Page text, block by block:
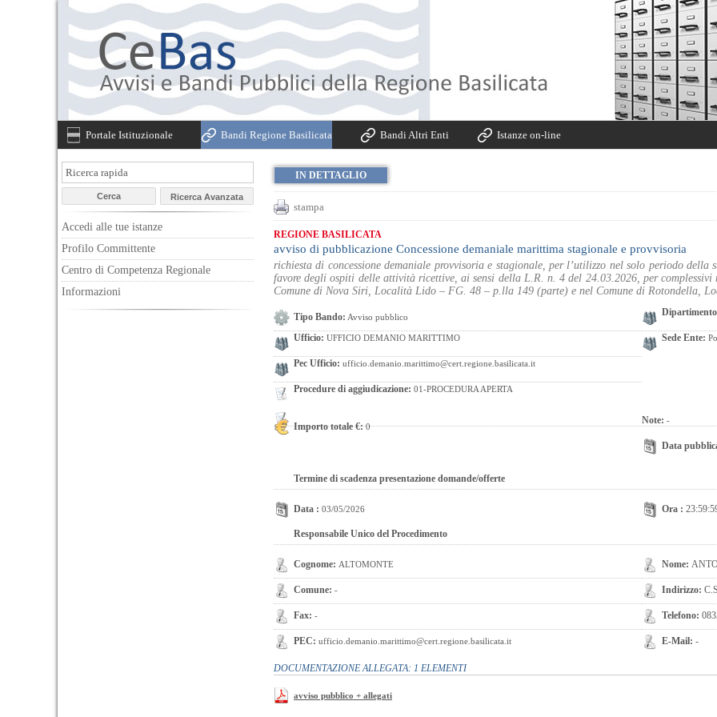
Portale Istituzionale Bandi Regione Basilicata Bandi Altri Enti Istanze on-line
Accedi alle tue istanze
Profilo Committente
Centro di Competenza Regionale
Informazioni
IN DETTAGLIO
stampa
REGIONE BASILICATA
avviso di pubblicazione Concessione demaniale marittima stagionale e provvisoria
richiesta di concessione demaniale provvisoria e stagionale, per l’utilizzo nel solo periodo
favore degli ospiti delle attività ricettive, ai sensi della L.R. n. 4 del 24.03.2026, per
Comune di Nova Siri, Località Lido – FG. 48 – p.lla 149 (parte) e nel Comune di Rotondella,
Tipo Bando: Avviso pubblico
Ufficio: UFFICIO DEMANIO MARITTIMO
Pec Ufficio: ufficio.demanio.marittimo@cert.regione.basilicata.it
Procedure di aggiudicazione: 01-PROCEDURA APERTA
Sede Ente:
Importo totale €:0
Note: -
Data
Termine di scadenza presentazione domande/offerte
Data : 03/05/2026 Ora :
Responsabile Unico del Procedimento
Cognome: ALTOMONTE
Comune: -
Fax: -
PEC: ufficio.demanio.marittimo@cert.regione.basilicata.it
Nome:
Indirizzo:
Telefono:
E-Mail:-
DOCUMENTAZIONE ALLEGATA: 1 ELEMENTI
avviso pubblico + allegati